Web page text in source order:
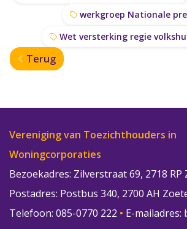
werkgroep Nationale
Wet versterking regie
Terug
Vereniging van Toezichthouders in
Woningcorporaties
Bezoekadres: Zilverstraat 69, 2718
Postadres: Postbus 340, 2700 AH
Telefoon: 085-0770 222 • E-mailadres: